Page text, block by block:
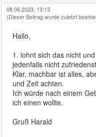
08.06.2023, 13:13
(Dieser Beitrag wurde zuletzt
Hallo,
1. lohnt sich das nicht
jedenfalls nicht
Klar, machbar ist alles,
und Zeit achten.
Ich würde nach einem
ich einen wollte.
Gruß Harald